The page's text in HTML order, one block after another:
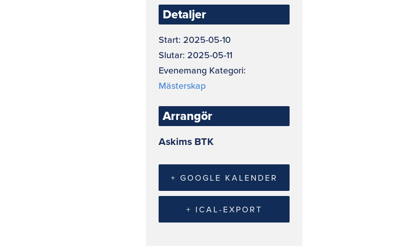
Detaljer
Start: 2025-05-10
Slutar: 2025-05-11
Evenemang Kategori:
Mästerskap
Arrangör
Askims BTK
+ GOOGLE KALENDER
+ ICAL-EXPORT